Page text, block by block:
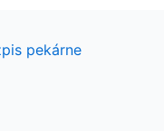
pekárne